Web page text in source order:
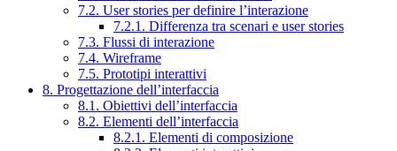
7.2. User stories per definire l’interazione
7.2.1. Differenza tra scenari e user stories
7.3. Flussi di interazione
7.4. Wireframe
7.5. Prototipi interattivi
8. Progettazione dell’interfaccia
8.1. Obiettivi dell’interfaccia
8.2. Elementi dell’interfaccia
8.2.1. Elementi di composizione